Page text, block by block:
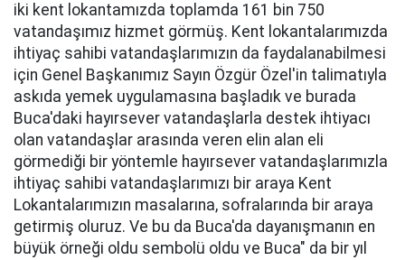
iki kent lokantamızda toplamda 161 bin 750
vatandaşımız hizmet görmüş. Kent lokantalarımızda
ihtiyaç sahibi vatandaşlarımızın da faydalanabilmesi
için Genel Başkanımız Sayın Özgür Özel'in talimatıyla
askıda yemek uygulamasına başladık ve burada
Buca'daki hayırsever vatandaşlarla destek ihtiyacı
olan vatandaşlar arasında veren elin alan eli
görmediği bir yöntemle hayırsever vatandaşlarımızla
ihtiyaç sahibi vatandaşlarımızı bir araya Kent
Lokantalarımızın masalarına, sofralarında bir araya
getirmiş oluruz. Ve bu da Buca'da dayanışmanın en
büyük örneği oldu sembolü oldu ve Buca" da bir yıl